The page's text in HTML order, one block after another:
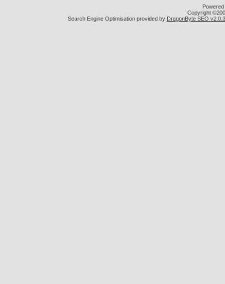
Copyright
Search Engine Optimisation provided by DragonByte SEO